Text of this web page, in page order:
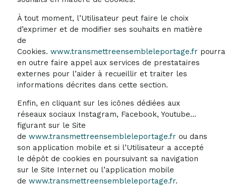
À tout moment, l’Utilisateur peut faire le choix
d’exprimer et de modifier ses souhaits en matière
de
Cookies. www.transmettreensembleleportage.frpourra
en outre faire appel aux services de prestataires
externes pour l’aider à recueillir et traiter les
informations décrites dans cette section.
Enfin, en cliquant sur les icônes dédiées aux
réseaux sociaux Instagram, Facebook, Youtube…
figurant sur le Site
de www.transmettreensembleleportage.frou dans
son application mobile et si l’Utilisateur a accepté
le dépôt de cookies en poursuivant sa navigation
sur le Site Internet ou l’application mobile
de www.transmettreensembleleportage.fr.